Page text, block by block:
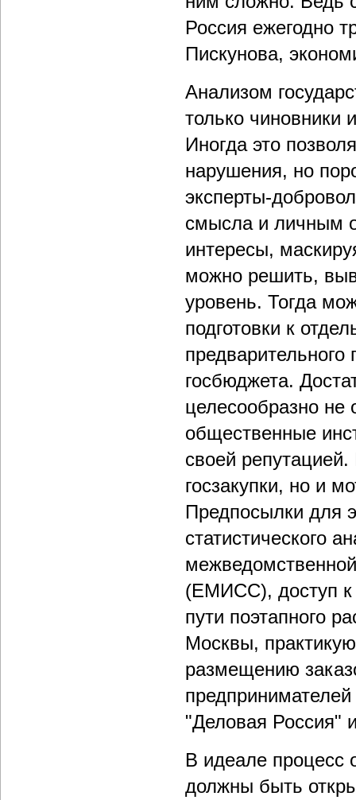
Россия ежегодно
Пискунова,
Анализом
только
Иногда это
нарушения, но
эксперты-
смысла и личным
интересы,
можно решить,
уровень. Тогда
подготовки к
госбюджета.
целесообразно не
общественные
своей
госзакупки, но и
Предпосылки для
статистического
(ЕМИСС), доступ к
пути поэтапного
Москвы,
размещению
"Деловая Россия"
В идеале процесс
должны быть